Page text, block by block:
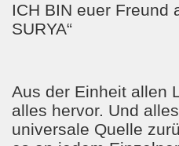
ICH BIN euer Freund
SURYA“
Aus der Einheit allen
alles hervor. Und
universale Quelle